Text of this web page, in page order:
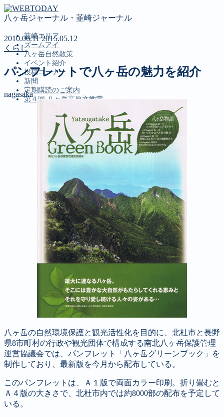
八ヶ岳ジャーナル・韮崎ジャーナル
韮崎エリア
ズームアイ
八ヶ岳自然散策
イベント紹介
投稿コーナー
新聞
定期購読のご案内
第４回 八ヶ岳高原文学賞
韮崎エリア
ズームアイ
八ヶ岳自然散策
イベント紹介
投稿コーナー
定期購読のご案内
第４回 八ヶ岳高原文学賞
2010.06.112015.05.12
くらし
パンフレットで八ヶ岳の魅力を紹介
nagasaka
八ヶ岳の自然環境保護と観光活性化を目的に、北杜市と長野
県8市町村の行政や観光団体で構成する南北八ヶ岳保護管理
運営協議会では、パンフレット「八ヶ岳グリーンブック」を
制作しており、最新版を今月から配布している。
このパンフレットは、Ａ１版で両面カラー印刷。折り畳むと
Ａ４版の大きさで、北杜市内では約8000部の配布を予定して
いる。